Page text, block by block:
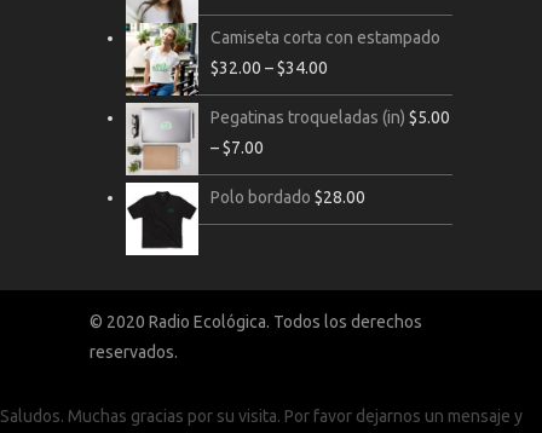
Camiseta corta con estampado
$32.00 –$34.00
Pegatinas troqueladas (in) $5.00
–$7.00
Polo bordado $28.00
© 2020 Radio Ecológica. Todos los derechos
reservados.
Saludos. Muchas gracias por su visita. Por favor dejarnos un mensaje y